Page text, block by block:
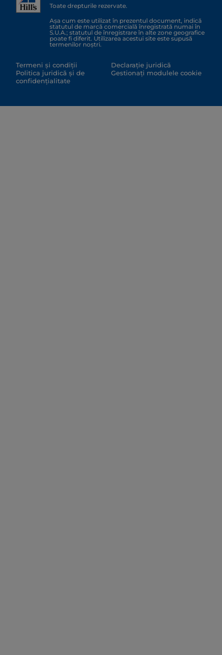
Toate drepturile rezervate.
Așa cum este utilizat în prezentul document, indică
statutul de marcă comercială înregistrată numai în
S.U.A.; statutul de înregistrare în alte zone geografice
poate fi diferit. Utilizarea acestui site este supusă
termenilor noștri.
Termeni și condiții
Politica juridică și de
confidențialitate
Declarație juridică
Gestionați modulele cookie